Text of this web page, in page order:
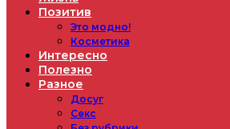
Позитив
Это модно!
Косметика
Интересно
Полезно
Разное
Досуг
Секс